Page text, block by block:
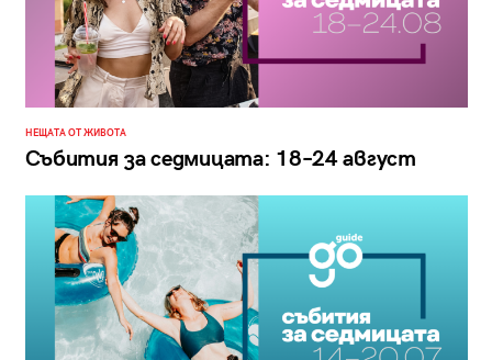
НЕЩАТА ОТ ЖИВОТА
Събития за седмицата: 18–24 август